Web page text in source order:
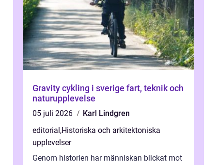
Gravity cykling i sverige fart, teknik och
naturupplevelse
05 juli 2026
Karl Lindgren
editorial,Historiska och arkitektoniska
upplevelser
Genom historien har människan blickat mot